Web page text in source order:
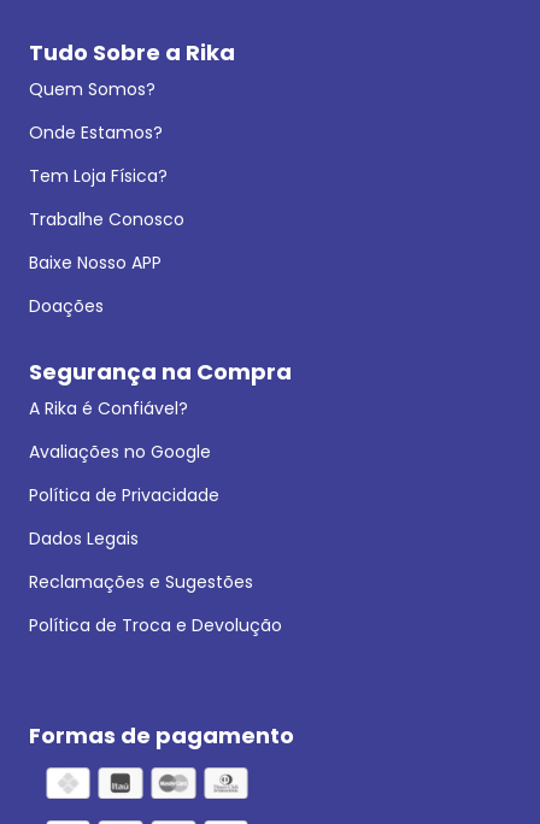
Tudo Sobre a Rika
Quem Somos?
Onde Estamos?
Tem Loja Física?
Trabalhe Conosco
Baixe Nosso APP
Doações
Segurança na Compra
A Rika é Confiável?
Avaliações no Google
Política de Privacidade
Dados Legais
Reclamações e Sugestões
Política de Troca e Devolução
Formas de pagamento